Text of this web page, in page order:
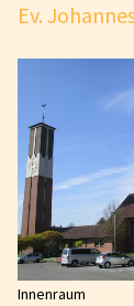
Ev.
Innenraum